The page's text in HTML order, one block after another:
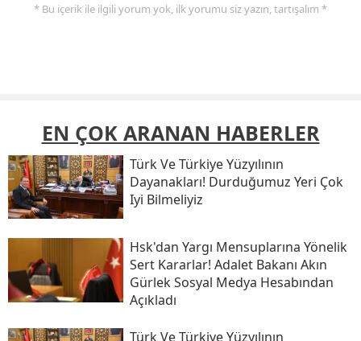
* Bu içerik ile ilgili yorum yok, ilk yorumu siz yazın, tartışalım *
EN ÇOK ARANAN HABERLER
Türk Ve Türkiye Yüzyılının
Dayanakları! Durduğumuz Yeri Çok
Iyi Bilmeliyiz
Hsk'dan Yargı Mensuplarına Yönelik
Sert Kararlar! Adalet Bakanı Akın
Gürlek Sosyal Medya Hesabından
Açıkladı
Türk Ve Türkiye Yüzyılının